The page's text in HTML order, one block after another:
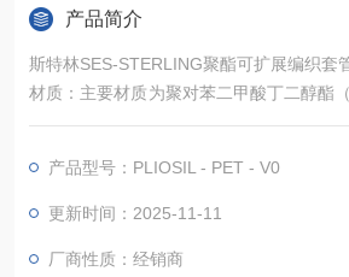
产品简介
斯特林SES-STERLING聚酯可扩展编织套
材质：主要材质为聚对苯二甲酸丁二醇酯
一种，材质覆盖率≥75%。
阻燃性：具有 V0 级别的阻燃性能（
灭，有效防止火焰蔓延，提高使用安全性。
温度适应性：工作温度范围为 - 50℃至
在较宽的温度区间内保持稳定的性能，适
产品型号：PLIOSIL - PET - V0
更新时间：2025-11-11
厂商性质：经销商